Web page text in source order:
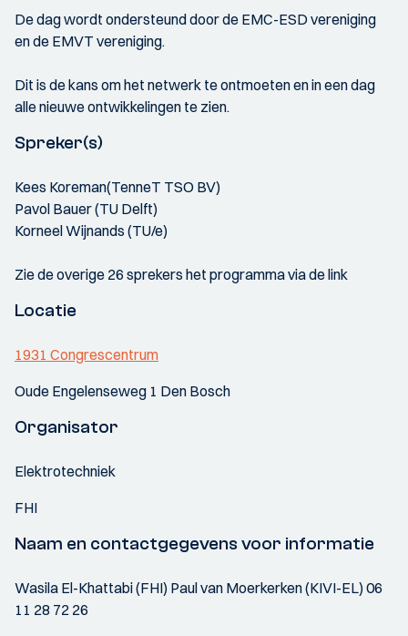
De dag wordt ondersteund door de EMC-ESD vereniging
en de EMVT vereniging.
Dit is de kans om het netwerk te ontmoeten en in een dag
alle nieuwe ontwikkelingen te zien.
Spreker(s)
Kees Koreman(TenneT TSO BV)
Pavol Bauer (TU Delft)
Korneel Wijnands (TU/e)
Zie de overige 26 sprekers het programma via de link
Locatie
1931 Congrescentrum
Oude Engelenseweg 1 Den Bosch
Organisator
Elektrotechniek
FHI
Naam en contactgegevens voor informatie
Wasila El-Khattabi (FHI) Paul van Moerkerken (KIVI-EL) 06
11 28 72 26